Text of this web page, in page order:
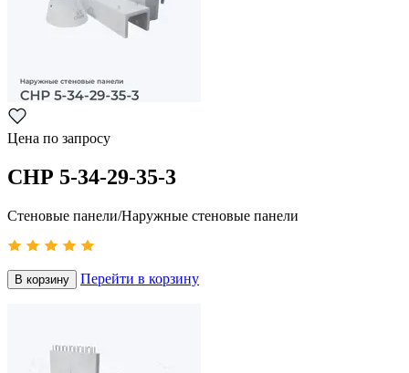
Цена по запросу
СНР 5-34-29-35-3
Стеновые панели/Наружные стеновые панели
В корзину Перейти в корзину